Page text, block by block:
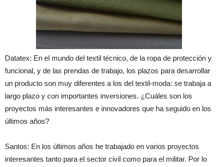
Datatex: En el mundo del textil técnico, de la ropa de protección y
funcional, y de las prendas de trabajo, los plazos para desarrollar
un producto son muy diferentes a los del textil-moda: se trabaja a
largo plazo y con importantes inversiones. ¿Cuáles son los
proyectos más interesantes e innovadores que ha seguido en los
últimos años?
Santos: En los últimos años he trabajado en varios proyectos
interesantes tanto para el sector civil como para el militar. Por lo